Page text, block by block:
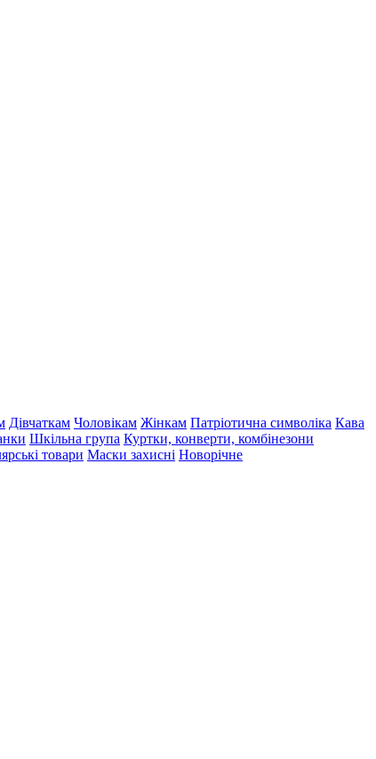
Дівчаткам Чоловікам Жінкам Патріотична символіка Кава
Шкільна група Куртки, конверти, комбінезони
товари Маски захисні Новорічне